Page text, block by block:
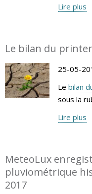
Lire plus
Le bilan du
25-05-
Le bilan
sous la
Lire plus
MeteoLux
pluviométrique
2017